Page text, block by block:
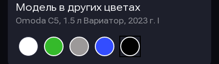
Модель в других цветах
Omoda C5, 1.5 л Вариатор, 2023 г. I